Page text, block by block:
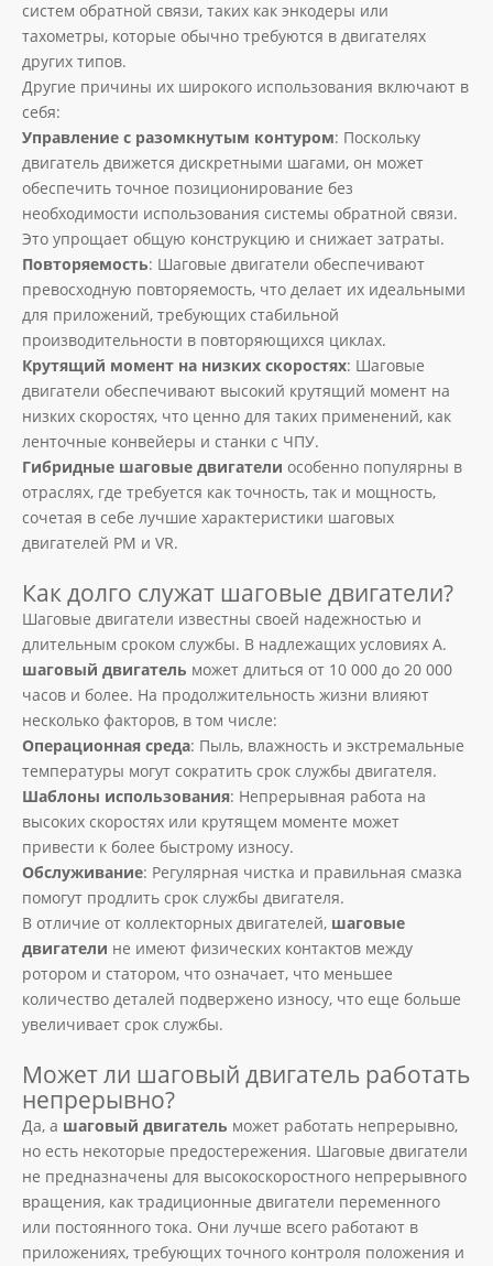
систем обратной связи, таких как энкодеры или
тахометры, которые обычно требуются в двигателях
других типов.
Другие причины их широкого использования включают в
себя:
Управление с разомкнутым контуром: Поскольку
двигатель движется дискретными шагами, он может
обеспечить точное позиционирование без
необходимости использования системы обратной связи.
Это упрощает общую конструкцию и снижает затраты.
Повторяемость: Шаговые двигатели обеспечивают
превосходную повторяемость, что делает их идеальными
для приложений, требующих стабильной
производительности в повторяющихся циклах.
Крутящий момент на низких скоростях: Шаговые
двигатели обеспечивают высокий крутящий момент на
низких скоростях, что ценно для таких применений, как
ленточные конвейеры и станки с ЧПУ.
Гибридные шаговые двигатели особенно популярны в
отраслях, где требуется как точность, так и мощность,
сочетая в себе лучшие характеристики шаговых
двигателей PM и VR.
Как долго служат шаговые двигатели?
Шаговые двигатели известны своей надежностью и
длительным сроком службы. В надлежащих условиях А.
шаговый двигатель может длиться от 10 000 до 20 000
часов и более. На продолжительность жизни влияют
несколько факторов, в том числе:
Операционная среда: Пыль, влажность и экстремальные
температуры могут сократить срок службы двигателя.
Шаблоны использования: Непрерывная работа на
высоких скоростях или крутящем моменте может
привести к более быстрому износу.
Обслуживание: Регулярная чистка и правильная смазка
помогут продлить срок службы двигателя.
В отличие от коллекторных двигателей, шаговые
двигатели не имеют физических контактов между
ротором и статором, что означает, что меньшее
количество деталей подвержено износу, что еще больше
увеличивает срок службы.
Может ли шаговый двигатель работать
непрерывно?
Да, а шаговый двигатель может работать непрерывно,
но есть некоторые предостережения. Шаговые двигатели
не предназначены для высокоскоростного непрерывного
вращения, как традиционные двигатели переменного
или постоянного тока. Они лучше всего работают в
приложениях, требующих точного контроля положения и